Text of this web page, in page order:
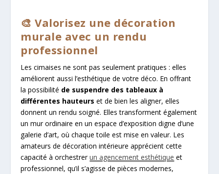
🎨 Valorisez une décoration
murale avec un rendu
professionnel
Les cimaises ne sont pas seulement pratiques : elles
améliorent aussi l’esthétique de votre déco. En offrant
la possibilité de suspendre des tableaux à
différentes hauteurs et de bien les aligner, elles
donnent un rendu soigné. Elles transforment également
un mur ordinaire en un espace d’exposition digne d’une
galerie d’art, où chaque toile est mise en valeur. Les
amateurs de décoration intérieure apprécient cette
capacité à orchestrerun agencement esthétique et
professionnel, qu’il s’agisse de pièces modernes,